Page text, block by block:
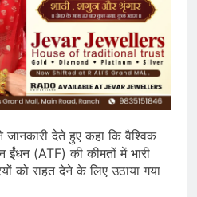
देते हुए कहा कि वैश्विक
(ATF) की कीमतों में भारी
को राहत देने के लिए उठाया गया